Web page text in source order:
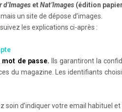
d’ImagesetNat’Images(édition
un site de dépose d’images.
suivez les explications ci-après :
mot de passe.
Ils garantiront la
du magazine. Les identifiants
soin d’indiquer votre email habituel